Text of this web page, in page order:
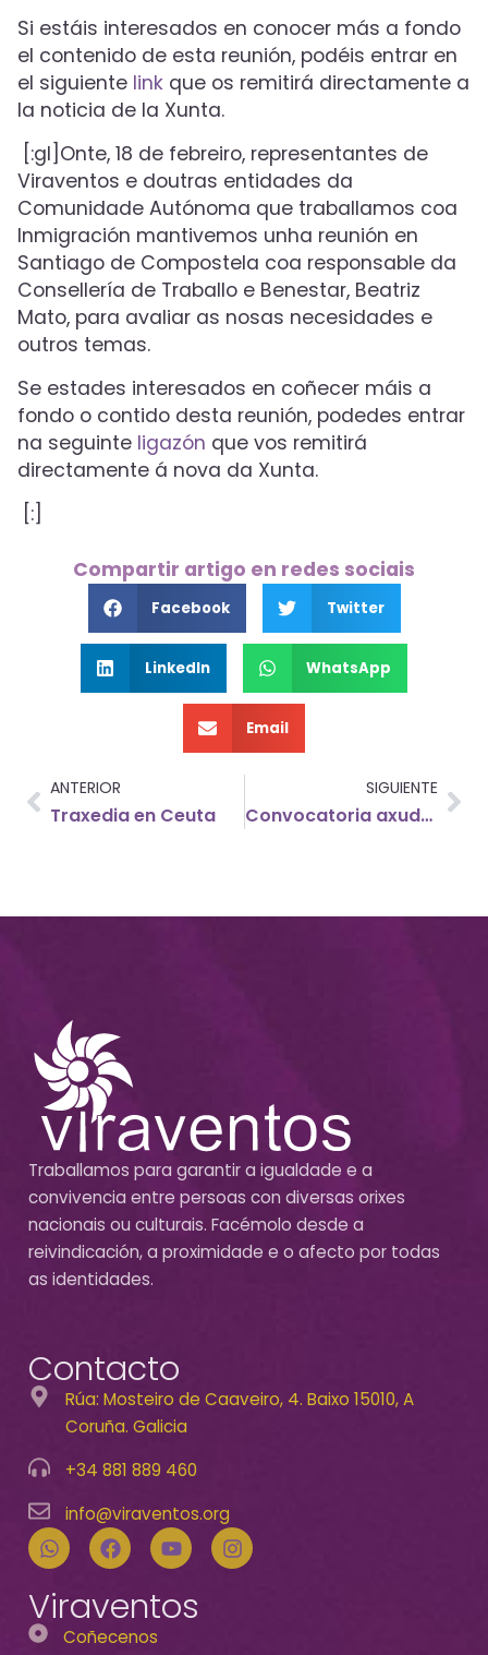
Si estáis interesados en conocer más a fondo
el contenido de esta reunión, podéis entrar en
el siguiente link que os remitirá directamente a
la noticia de la Xunta.
[:gl]Onte, 18 de febreiro, representantes de
Viraventos e doutras entidades da
Comunidade Autónoma que traballamos coa
Inmigración mantivemos unha reunión en
Santiago de Compostela coa responsable da
Consellería de Traballo e Benestar, Beatriz
Mato, para avaliar as nosas necesidades e
outros temas.
Se estades interesados en coñecer máis a
fondo o contido desta reunión, podedes entrar
na seguinte ligazón que vos remitirá
directamente á nova da Xunta.
[:]
Compartir artigo en redes sociais
Facebook Twitter
LinkedIn WhatsApp
Email
ANTERIOR
Traxedia en Ceuta
SIGUIENTE
Convocatoria axudas Emigrantes Galegos/as Retornados/as 2014
Traballamos para garantir a igualdade e a
convivencia entre persoas con diversas orixes
nacionais ou culturais. Facémolo desde a
reivindicación, a proximidade e o afecto por todas
as identidades.
Contacto
Rúa: Mosteiro de Caaveiro, 4. Baixo 15010, A
Coruña. Galicia
+34 881 889 460
info@viraventos.org
Viraventos
Coñecenos